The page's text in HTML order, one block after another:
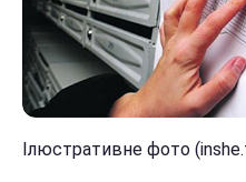
Ілюстративне фото